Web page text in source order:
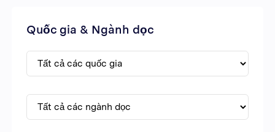
Quốc gia & Ngành dọc